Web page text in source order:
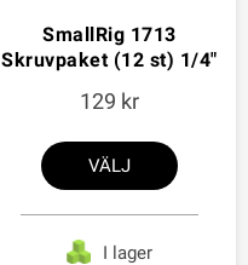
SmallRig 1713
Skruvpaket (12 st) 1/4"
129
VÄLJ
I lager